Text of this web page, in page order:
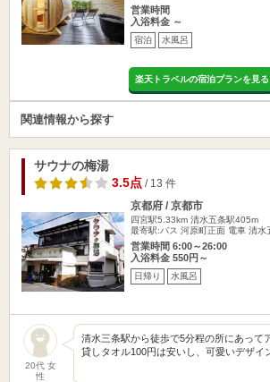
営業時間
入浴料金 ～
宿泊 水風呂
楽天トラベルの宿泊プランを見る
関連情報から探す
サウナの梅湯
3.5点/ 13 件
京都府 / 京都市
四宮駅5.33km 清水五条駅405m
最寄駅:バス 河原町正面 電車 清水
営業時間 6:00～26:00
入浴料金 550円～
日帰り 水風呂
20代 女
性
清水三条駅から徒歩で5分程の所にあって
貸しタオル100円は安いし、可愛いデザイ